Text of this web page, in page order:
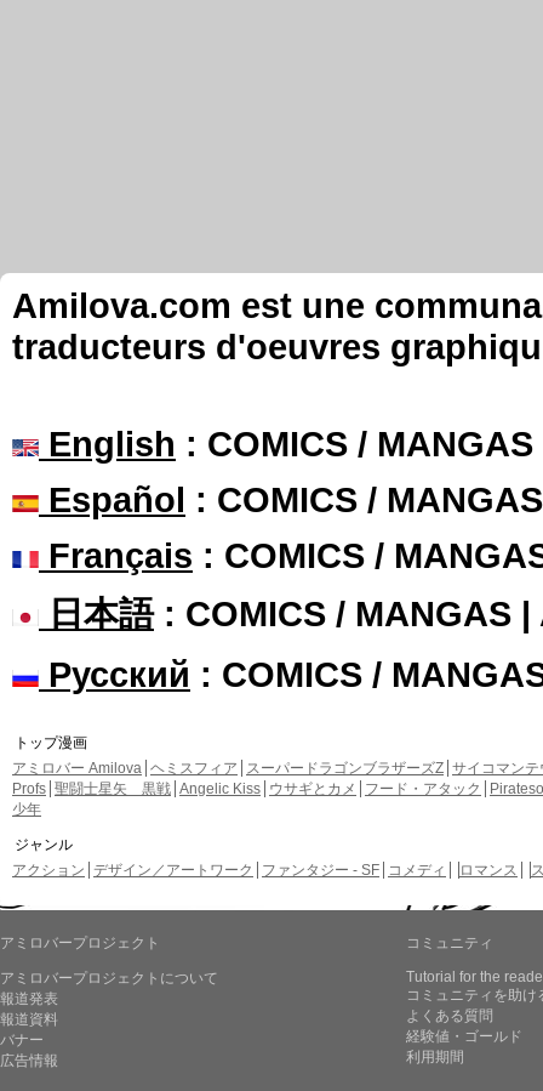
Amilova.com est une
traducteurs d'oeuvres
English : COMICS /
Español : COMICS /
Français : COMICS /
日本語: COMICS / MANGAS |
Русский : COMICS /
トップ漫画
アミロバー Amilova ヘミスフィア スーパードラゴンブラザーズZ サイコマンテ
Profs 聖闘士星矢 黒戦 Angelic Kiss ウサギとカメ フード・アタック
少年
ジャンル
アクション デザイン／アートワーク ファンタジー - SF コメディ ロマンス
アミロバープロジェクト
アミロバープロジェクトについて
報道発表
報道資料
バナー
広告情報
コミュニティ
Tutorial for the
コミュニティを助け
よくある質問
経験値・ゴールド
利用期間